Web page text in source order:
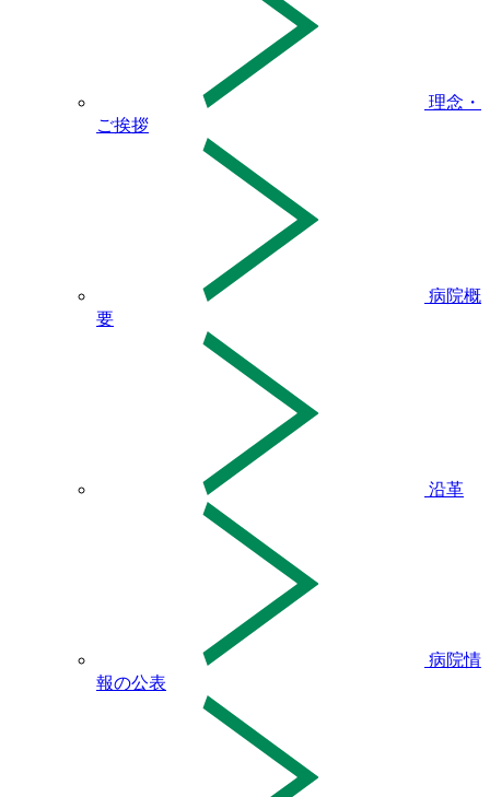
理念・
ご挨拶
病院概
要
沿革
病院情
報の公表